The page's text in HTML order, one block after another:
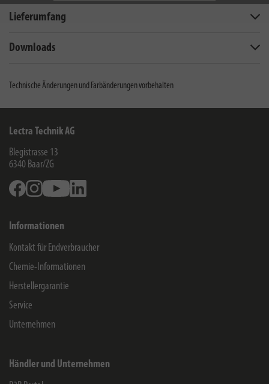
Lieferumfang
Downloads
Technische Änderungen und Farbänderungen vorbehalten
Lectra Technik AG
Blegistrasse 13
6340 Baar/ZG
FacebookInstagramYoutube
Informationen
Kontakt für Endverbraucher
Chemie-Informationen
Herstellergarantie
Service
Unternehmen
Händler und Unternehmen